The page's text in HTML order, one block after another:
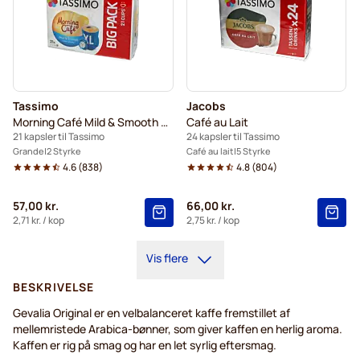
Tassimo
Morning Café Mild & Smooth XL
21 kapsler til Tassimo
Grande 2 Styrke
4.6(838)
57,00 kr.
2,71 kr./ kop
Jacobs
Café au Lait
24 kapsler til Tassimo
Café au lait 5 Styrke
4.8(804)
66,00 kr.
2,75 kr./ kop
Vis flere
BESKRIVELSE
Gevalia Original er en velbalanceret kaffe fremstillet af
mellemristede Arabica-bønner, som giver kaffen en herlig aroma.
Kaffen er rig på smag og har en let syrlig eftersmag.